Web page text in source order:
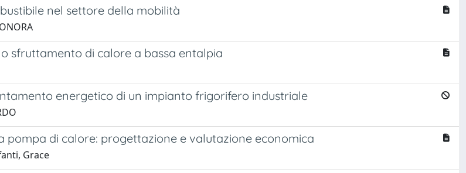
nel settore della mobilità
sfruttamento di calore a bassa entalpia
energetico di un impianto frigorifero industriale
pompa di calore: progettazione e valutazione economica
Grace